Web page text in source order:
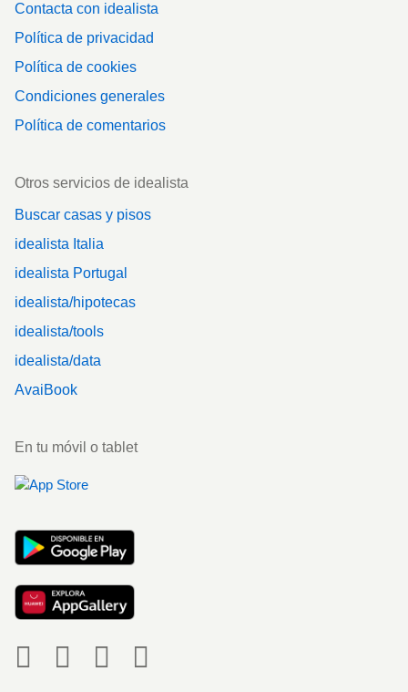
Contacta con idealista
Política de privacidad
Política de cookies
Condiciones generales
Política de comentarios
Otros servicios de idealista
Buscar casas y pisos
idealista Italia
idealista Portugal
idealista/hipotecas
idealista/tools
idealista/data
AvaiBook
En tu móvil o tablet